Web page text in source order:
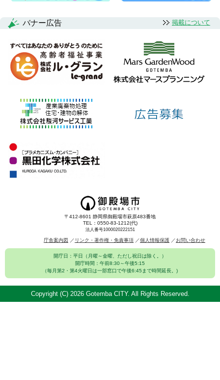
バナー広告 掲載について
〒412-8601 静岡県御殿場市萩原483番地
TEL：0550-83-1212(代)
法人番号1000020222151
庁舎案内図 リンク・著作権・免責事項 個人情報保護 お問い合わせ
開庁日：平日（月曜～金曜、ただし祝日は除く。）
開庁時間：午前8:30～午後5:15
（毎月第2・第4火曜日は一部窓口で午後6:45まで時間延長。)
Copyright (C) 2026 Gotemba CITY. All Rights Reserved.